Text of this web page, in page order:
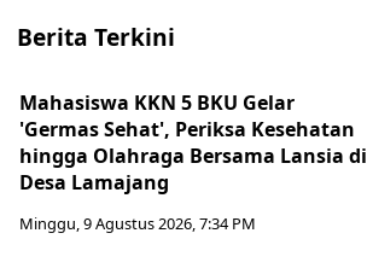
Berita Terkini
Mahasiswa KKN 5 BKU Gelar
'Germas Sehat', Periksa Kesehatan
hingga Olahraga Bersama Lansia di
Desa Lamajang
Minggu, 9 Agustus 2026, 7:34 PM